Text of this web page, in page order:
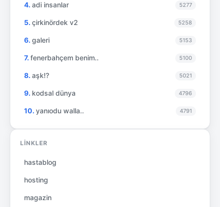
adi insanlar 5277
çirkinördek v2 5258
galeri 5153
fenerbahçem benim.. 5100
aşk!? 5021
kodsal dünya 4796
yanıodu walla.. 4791
LINKLER
hastablog
hosting
magazin